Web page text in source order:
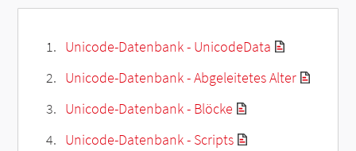
Unicode-Datenbank - UnicodeData
Unicode-Datenbank - Abgeleitetes Alter
Unicode-Datenbank - Blöcke
Unicode-Datenbank - Scripts